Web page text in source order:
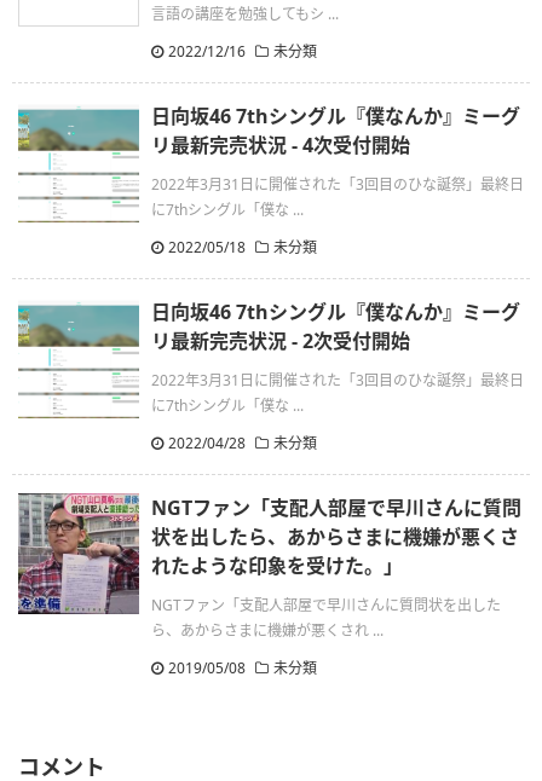
言語の講座を勉強してもシ ...
2022/12/16
未分類
日向坂46 7thシングル『僕なんか』ミーグ
リ最新完売状況 - 4次受付開始
2022年3月31日に開催された「3回目のひな誕祭」最終日
に7thシングル「僕な ...
2022/05/18
未分類
日向坂46 7thシングル『僕なんか』ミーグ
リ最新完売状況 - 2次受付開始
2022年3月31日に開催された「3回目のひな誕祭」最終日
に7thシングル「僕な ...
2022/04/28
未分類
NGTファン「支配人部屋で早川さんに質問
状を出したら、あからさまに機嫌が悪くさ
れたような印象を受けた。」
NGTファン「支配人部屋で早川さんに質問状を出した
ら、あからさまに機嫌が悪くされ ...
2019/05/08
未分類
コメント